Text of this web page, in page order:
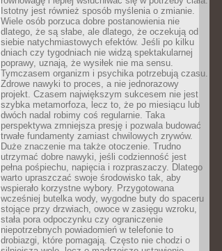
Istotny jest również sposób myślenia o zmianie.
Wiele osób porzuca dobre postanowienia nie
dlatego, że są słabe, ale dlatego, że oczekują od
siebie natychmiastowych efektów. Jeśli po kilku
dniach czy tygodniach nie widzą spektakularnej
poprawy, uznają, że wysiłek nie ma sensu.
Tymczasem organizm i psychika potrzebują czasu.
Zdrowe nawyki to proces, a nie jednorazowy
projekt. Czasem największym sukcesem nie jest
szybka metamorfoza, lecz to, że po miesiącu lub
dwóch nadal robimy coś regularnie. Taka
perspektywa zmniejsza presję i pozwala budować
trwałe fundamenty zamiast chwilowych zrywów.
Duże znaczenie ma także otoczenie. Trudno
utrzymać dobre nawyki, jeśli codzienność jest
pełna pośpiechu, napięcia i rozpraszaczy. Dlatego
warto upraszczać swoje środowisko tak, aby
wspierało korzystne wybory. Przygotowana
wcześniej butelka wody, wygodne buty do spaceru
stojące przy drzwiach, owoce w zasięgu wzroku,
stała pora odpoczynku czy ograniczenie
niepotrzebnych powiadomień w telefonie to
drobiazgi, które pomagają. Często nie chodzi o